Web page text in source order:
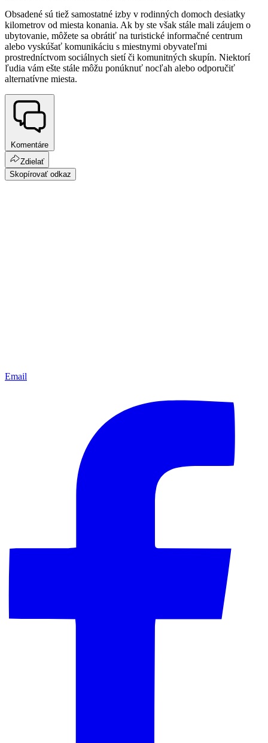
Obsadené sú tiež samostatné izby v rodinných domoch desiatky
kilometrov od miesta konania. Ak by ste však stále mali záujem o
ubytovanie, môžete sa obrátiť na turistické informačné centrum
alebo vyskúšať komunikáciu s miestnymi obyvateľmi
prostredníctvom sociálnych sietí či komunitných skupín. Niektorí
ľudia vám ešte stále môžu ponúknuť nocľah alebo odporučiť
alternatívne miesta.
Komentáre
Zdielať
Skopírovať odkaz
Email